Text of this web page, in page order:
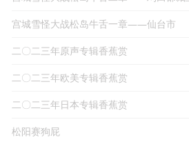
宫城雪怪大战松岛牛舌一章——仙台市
二〇二三年原声专辑香蕉赏
二〇二三年欧美专辑香蕉赏
二〇二三年日本专辑香蕉赏
松阳赛狗屁